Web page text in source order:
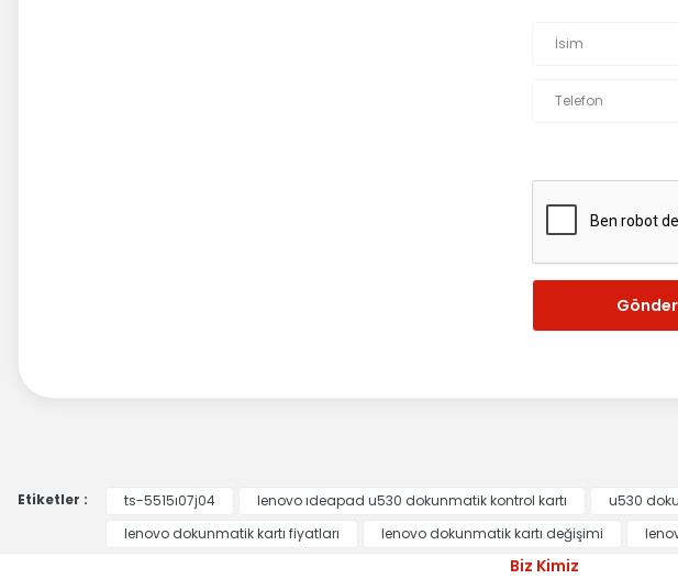
Gönder
Etiketler : ts-5515ı07j04 lenovo ıdeapad u530 dokunmatik kontrol kartı u530
lenovo dokunmatik kartı fiyatları
lenovo dokunmatik kartı değişimi
Biz Kimiz